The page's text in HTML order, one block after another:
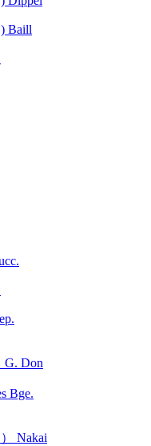
Baill
G. Don
Bge.
Nakai